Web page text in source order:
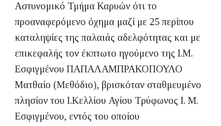
Αστυνομικό Τμήμα Καρυών ότι το
προαναφερόμενο όχημα μαζί με 25 περίπου
καταληψίες της παλαιάς αδελφότητας και με
επικεφαλής τον έκπτωτο ηγούμενο της Ι.Μ.
Εσφιγμένου ΠΑΠΑΛΑΜΠΡΑΚΟΠΟΥΛΟ
Ματθαίο (Μεθόδιο), βρισκόταν σταθμευμένο
πλησίον του Ι.Κελλίου Αγίου Τρύφωνος Ι. Μ.
Εσφιγμένου, εντός του οποίου